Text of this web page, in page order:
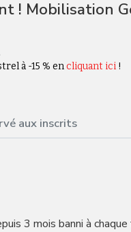
! Mobilisation
à -15 % encliquant ici !
aux inscrits
3 mois banni à